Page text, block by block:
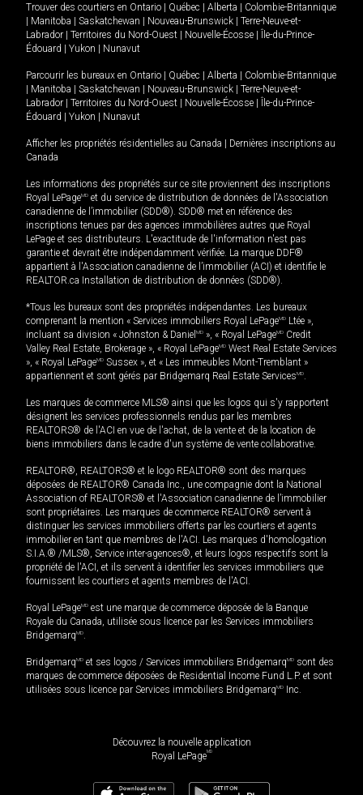
Trouver des courtiers en Ontario Québec Alberta
Colombie-Britannique
Manitoba Saskatchewan Nouveau-Brunswick
Terre-Neuve-et-
Labrador
Territoires du Nord-Ouest Nouvelle-Écosse
Île-du-Prince-
Édouard
Yukon Nunavut
Parcourir les bureaux en Ontario Québec Alberta
Colombie-Britannique
Manitoba Saskatchewan Nouveau-Brunswick
Terre-Neuve-et-
Labrador
Territoires du Nord-Ouest Nouvelle-Écosse
Île-du-Prince-
Édouard
Yukon Nunavut
Afficher les propriétés résidentielles au Canada
Dernières inscriptions au
Canada
Les informations des propriétés sur ce site proviennent des inscriptions
Royal LePageMD et du service de distribution de données de l'Association
canadienne de l’immobilier (SDD®). SDD® met en référence des
inscriptions tenues par des agences immobilières autres que Royal
LePage et ses distributeurs. L'exactitude de l'information n'est pas
garantie et devrait être indépendamment vérifiée. La marque DDF®
appartient à l'Association canadienne de l’immobilier (ACI) et identifie le
REALTOR.ca Installation de distribution de données (SDD®).
*Tous les bureaux sont des propriétés indépendantes. Les bureaux
comprenant la mention « Services immobiliers Royal LePageMD Ltée »,
incluant sa division « Johnston & Daniel MD », « Royal LePageMD Credit
Valley Real Estate, Brokerage », « Royal LePageMD West Real Estate Services
», « Royal LePageMD Sussex », et « Les immeubles Mont-Tremblant »
appartiennent et sont gérés par Bridgemarq Real Estate ServicesMD.
Les marques de commerce MLS® ainsi que les logos qui s'y rapportent
désignent les services professionnels rendus par les membres
REALTORS® de l'ACI en vue de l'achat, de la vente et de la location de
biens immobiliers dans le cadre d'un système de vente collaborative.
REALTOR®, REALTORS® et le logo REALTOR® sont des marques
déposées de REALTOR® Canada Inc., une compagnie dont la National
Association of REALTORS® et l'Association canadienne de l’immobilier
sont propriétaires. Les marques de commerce REALTOR® servent à
distinguer les services immobiliers offerts par les courtiers et agents
immobilier en tant que membres de l'ACI. Les marques d'homologation
S.I.A.® /MLS®, Service inter-agences®, et leurs logos respectifs sont la
propriété de l'ACI, et ils servent à identifier les services immobiliers que
fournissent les courtiers et agents membres de l'ACI.
Royal LePageMD est une marque de commerce déposée de la Banque
Royale du Canada, utilisée sous licence par les Services immobiliers
BridgemarqMD.
BridgemarqMD et ses logos / Services immobiliers BridgemarqMD sont des
marques de commerce déposées de Residential Income Fund L.P. et sont
utilisées sous licence par Services immobiliers BridgemarqMD Inc.
Découvrez la nouvelle application
Royal LePageMD